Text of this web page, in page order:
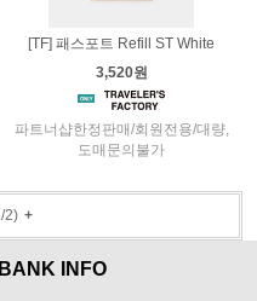
[TF] 패스포트 Refill ST White
3,520원
파트너샵한정판매/회원전용/대량,
도매문의불가
/2)+
BANK INFO